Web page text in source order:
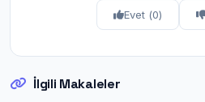
Evet (0)
İlgili Makaleler